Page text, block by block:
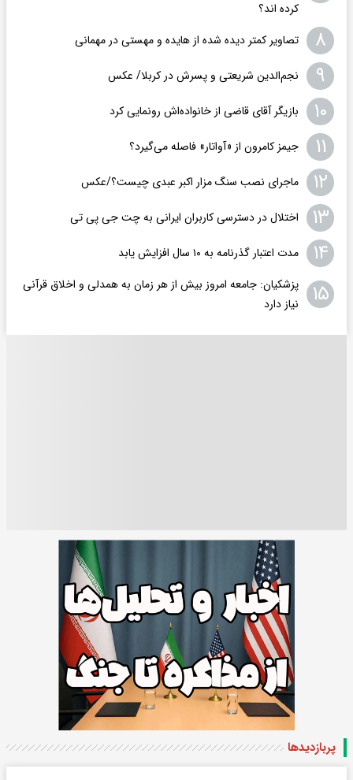
کرده اند؟
۸ تصاویر کمتر دیده شده از هایده و مهستی در مهمانی
۹ نجم‌الدین شریعتی و پسرش در کربلا/ عکس
۱۰ بازیگر آقای قاضی از خانواده‌اش رونمایی کرد
۱۱ جیمز کامرون از «آواتار» فاصله می‌گیرد؟
۱۲ ماجرای نصب سنگ مزار اکبر عبدی چیست؟/عکس
۱۳ اختلال در دسترسی کاربران ایرانی به چت جی پی تی
۱۴ مدت اعتبار گذرنامه به ۱۰ سال افزایش یابد
۱۵
پزشکیان: جامعه امروز بیش از هر زمان به همدلی و اخلاق قرآنی
نیاز دارد
پربازدید‌ها